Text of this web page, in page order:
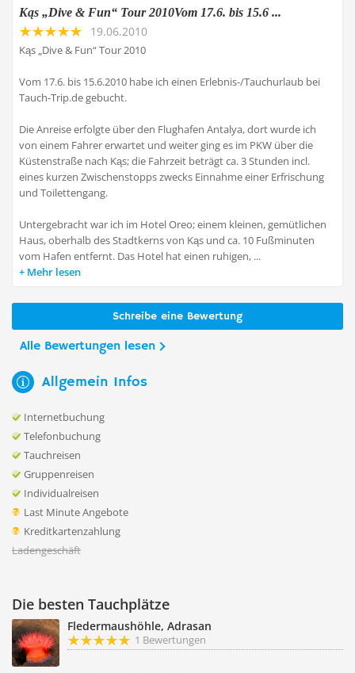
Kąs „Dive & Fun“ Tour 2010Vom 17.6. bis 15.6 ...
19.06.2010
Kąs „Dive & Fun“ Tour 2010
Vom 17.6. bis 15.6.2010 habe ich einen Erlebnis-/Tauchurlaub bei
Tauch-Trip.de gebucht.
Die Anreise erfolgte über den Flughafen Antalya, dort wurde ich
von einem Fahrer erwartet und weiter ging es im PKW über die
Küstenstraße nach Kąs; die Fahrzeit beträgt ca. 3 Stunden incl.
eines kurzen Zwischenstopps zwecks Einnahme einer Erfrischung
und Toilettengang.
Untergebracht war ich im Hotel Oreo; einem kleinen, gemütlichen
Haus, oberhalb des Stadtkerns von Kąs und ca. 10 Fußminuten
vom Hafen entfernt. Das Hotel hat einen ruhigen, ...
Mehr lesen
Schreibe eine Bewertung
Alle Bewertungen lesen
Allgemein Infos
Internetbuchung
Telefonbuchung
Tauchreisen
Gruppenreisen
Individualreisen
Last Minute Angebote
Kreditkartenzahlung
Ladengeschäft
Die besten Tauchplätze
Fledermaushöhle, Adrasan
1 Bewertungen